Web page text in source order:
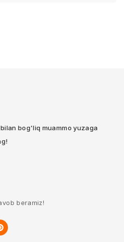
bog'liq muammo yuzaga
beramiz!